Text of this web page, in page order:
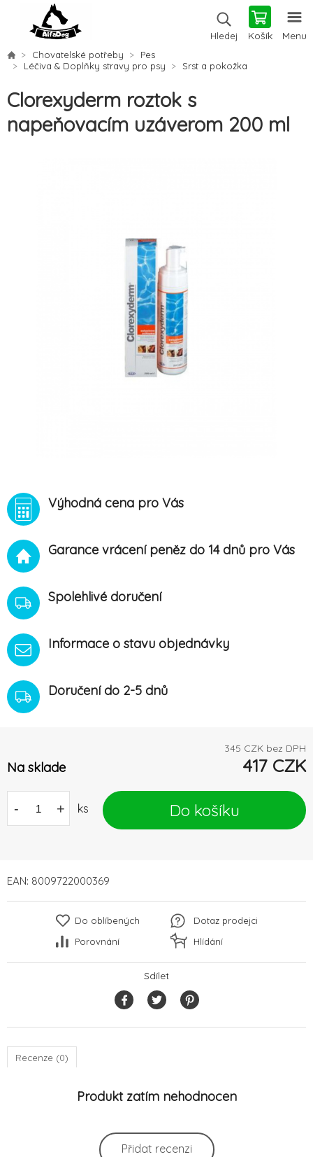
Hledej Košík Menu
Chovatelské potřeby
Pes
Léčiva & Doplňky stravy pro psy
Srst a pokožka
Clorexyderm roztok s
napeňovacím uzáverom 200 ml
345 CZK bez DPH
Na sklade 417 CZK
- + ks Do košíku
Výhodná cena pro Vás
Garance vrácení peněz do 14 dnů pro Vás
Spolehlivé doručení
Informace o stavu objednávky
Doručení do 2-5 dnů
EAN: 8009722000369
Do oblíbených
Porovnání
Dotaz prodejci
Hlídání
Sdílet
Recenze (0)
Produkt zatím nehodnocen
Přidat recenzi